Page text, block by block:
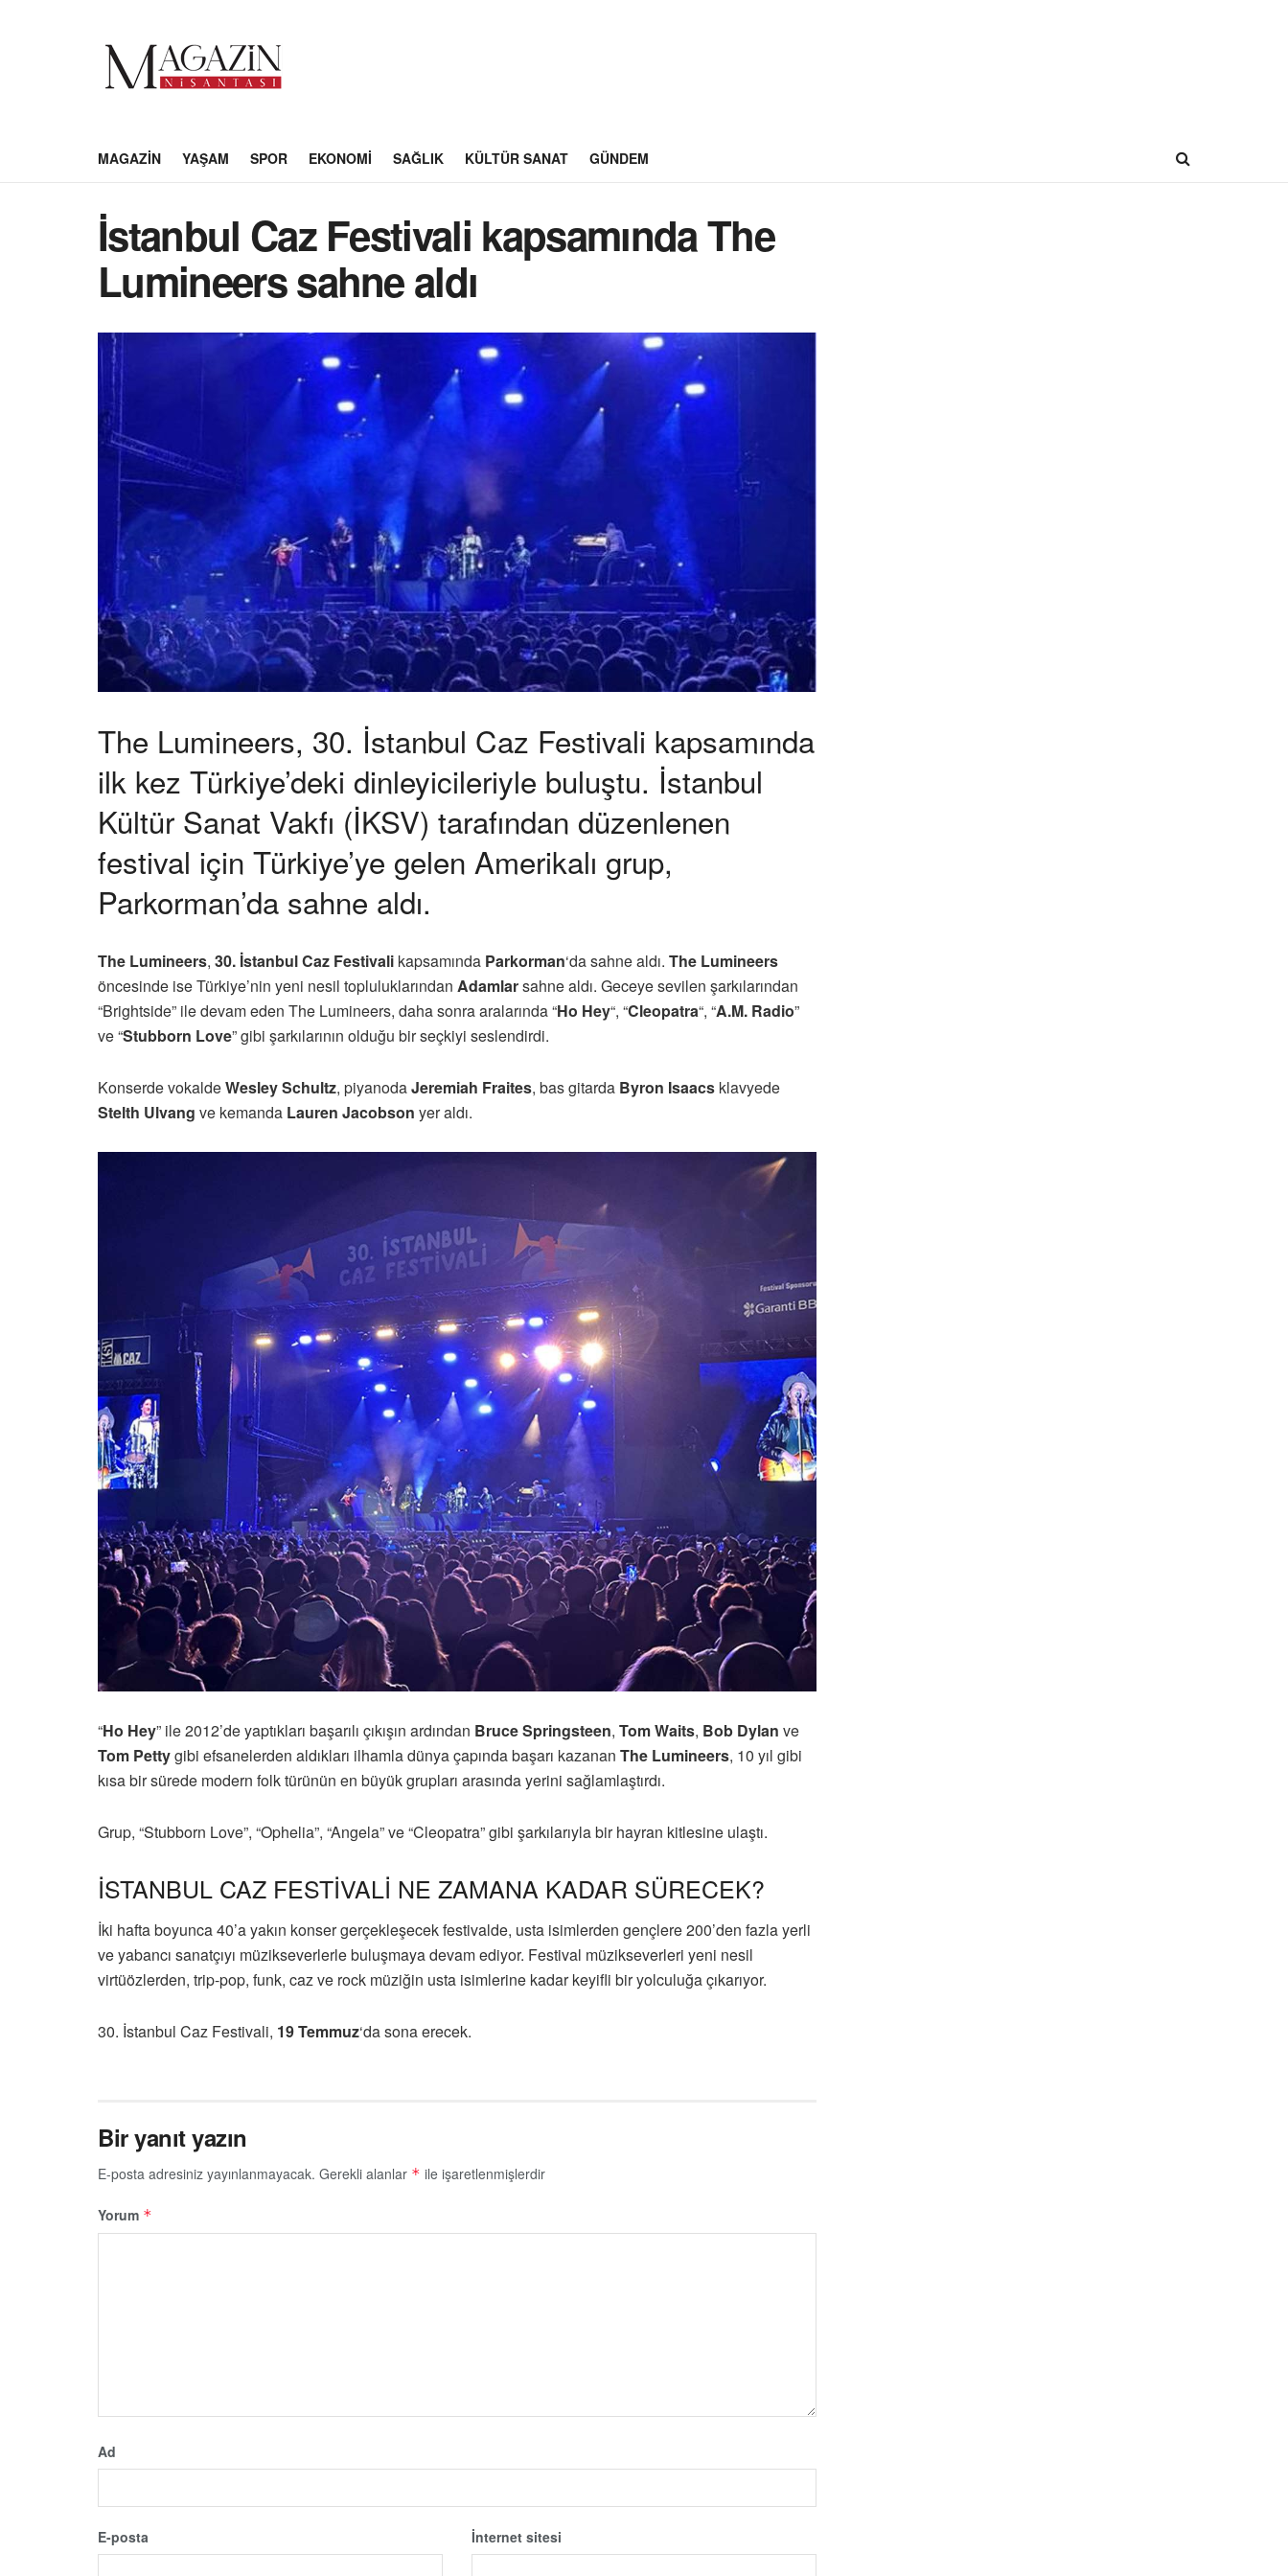
MAGAZIN YAŞAM SPOR EKONOMI SAĞLIK KÜLTÜR SANAT GÜNDEM
İstanbul Caz Festivali kapsamında The
Lumineers sahne aldı
The Lumineers, 30. İstanbul Caz Festivali kapsamında
ilk kez Türkiye’deki dinleyicileriyle buluştu. İstanbul
Kültür Sanat Vakfı (İKSV) tarafından düzenlenen
festival için Türkiye’ye gelen Amerikalı grup,
Parkorman’da sahne aldı.
The Lumineers, 30. İstanbul Caz Festivali kapsamında Parkorman‘da sahne aldı. The Lumineers
öncesinde ise Türkiye’nin yeni nesil topluluklarından Adamlarsahne aldı. Geceye sevilen şarkılarından
“Brightside” ile devam eden The Lumineers, daha sonra aralarında “Ho Hey“, “Cleopatra“, “A.M. Radio”
ve “Stubborn Love” gibi şarkılarının olduğu bir seçkiyi seslendirdi.
Konserde vokaldeWesley Schultz, piyanodaJeremiah Fraites, bas gitarda Byron Isaacs klavyede
Stelth Ulvang ve kemanda Lauren Jacobson yer aldı.
“Ho Hey” ile 2012’de yaptıkları başarılı çıkışın ardından Bruce Springsteen, Tom Waits, Bob Dylan ve
Tom Pettygibi efsanelerden aldıkları ilhamla dünya çapında başarı kazanan The Lumineers, 10 yıl gibi
kısa bir sürede modern folk türünün en büyük grupları arasında yerini sağlamlaştırdı.
Grup, “Stubborn Love”, “Ophelia”, “Angela” ve “Cleopatra” gibi şarkılarıyla bir hayran kitlesine ulaştı.
İSTANBUL CAZ FESTİVALİ NE ZAMANA KADAR SÜRECEK?
İki hafta boyunca 40’a yakın konser gerçekleşecek festivalde, usta isimlerden gençlere 200’den fazla yerli
ve yabancı sanatçıyı müzikseverlerle buluşmaya devam ediyor. Festival müzikseverleri yeni nesil
virtüözlerden, trip-pop, funk, caz ve rock müziğin usta isimlerine kadar keyifli bir yolculuğa çıkarıyor.
30. İstanbul Caz Festivali, 19 Temmuz‘da sona erecek.
Bir yanıt yazın
E-posta adresiniz yayınlanmayacak. Gerekli alanlar * ile işaretlenmişlerdir
Yorum *
Ad
E-posta İnternet sitesi